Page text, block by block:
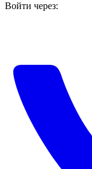
Войти через: